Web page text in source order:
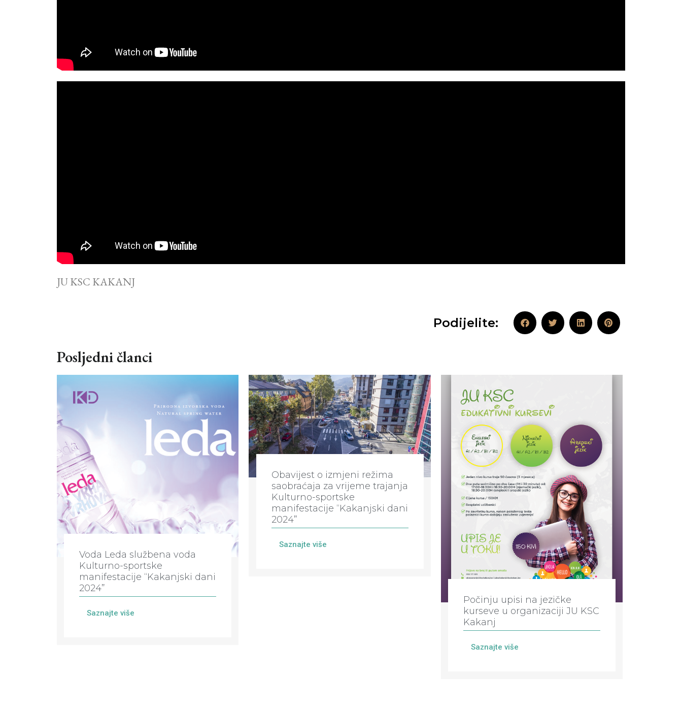
JU KSC KAKANJ
Podijelite:
Posljedni članci
Voda Leda službena voda
Kulturno-sportske
manifestacije “Kakanjski dani
2024”
Saznajte više
Obavijest o izmjeni režima
saobraćaja za vrijeme trajanja
Kulturno-sportske
manifestacije “Kakanjski dani
2024”
Saznajte više
Počinju upisi na jezičke
kurseve u organizaciji JU KSC
Kakanj
Saznajte više